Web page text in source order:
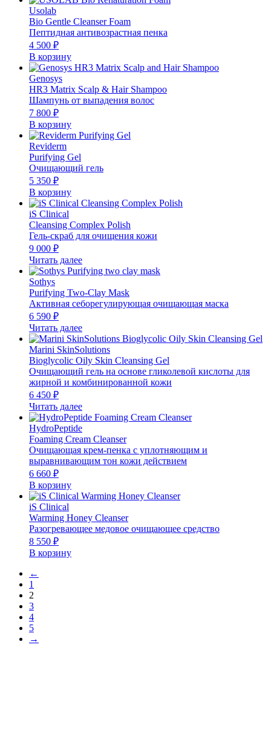
Usolab
Bio Gentle Cleanser Foam
Пептидная антивозрастная пенка
4 500 ₽
В корзину
Genosys
HR3 Matrix Scalp & Hair Shampoo
Шампунь от выпадения волос
7 800 ₽
В корзину
Reviderm
Purifying Gel
Очищающий гель
5 350 ₽
В корзину
iS Clinical
Cleansing Complex Polish
Гель-скраб для очищения кожи
9 000 ₽
Читать далее
Sothys
Purifying Two-Clay Mask
Активная себорегулирующая очищающая маска
6 590 ₽
Читать далее
Marini SkinSolutions
Bioglycolic Oily Skin Cleansing Gel
Очищающий гель на основе гликолевой кислоты для
жирной и комбинированной кожи
6 450 ₽
Читать далее
HydroPeptide
Foaming Cream Cleanser
Очищающая крем-пенка с уплотняющим и
выравнивающим тон кожи действием
6 660 ₽
В корзину
iS Clinical
Warming Honey Cleanser
Разогревающее медовое очищающее средство
8 550 ₽
В корзину
←
1
2
3
4
5
→